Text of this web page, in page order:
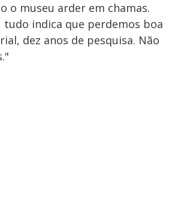
o museu arder em chamas.
tudo indica que perdemos boa
dez anos de pesquisa. Não